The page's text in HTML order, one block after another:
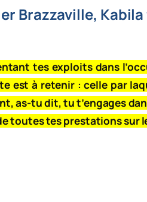
Brazzaville,
tes exploits dans
est à retenir : celle par
as-tu dit, tu t’engages
toutes tes prestations sur